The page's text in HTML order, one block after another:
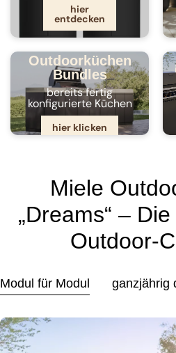
hier
entdecken
Outdoorküchen
Bundles
bereits fertig
konfigurierte Küchen
hier klicken
Miele
„Dreams“ –
Outdoor-
Modul für Modul ganzjährig